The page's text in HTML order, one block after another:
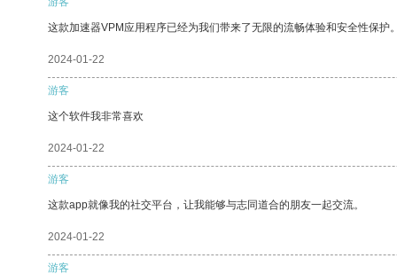
这款加速器VPM应用程序已经为我们带来了无限的流畅体验和安全性保护
2024-01-22
游客
这个软件我非常喜欢
2024-01-22
游客
这款app就像我的社交平台，让我能够与志同道合的朋友一起交流。
2024-01-22
游客